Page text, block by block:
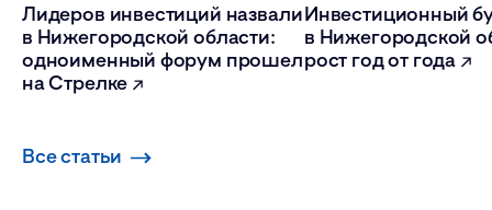
Лидеров инвестиций назвали
в Нижегородской области:
одноименный форум прошел
на Стрелке
Инвестиционный
в Нижегородской
рост год от года
Все статьи